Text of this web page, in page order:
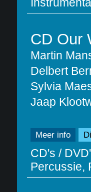
CD Our
Martin
Delbert
Sylvia
Jaap
Meer info
CD's /
Percussie,